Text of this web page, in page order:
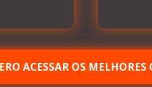
ACESSAR OS MELHORES